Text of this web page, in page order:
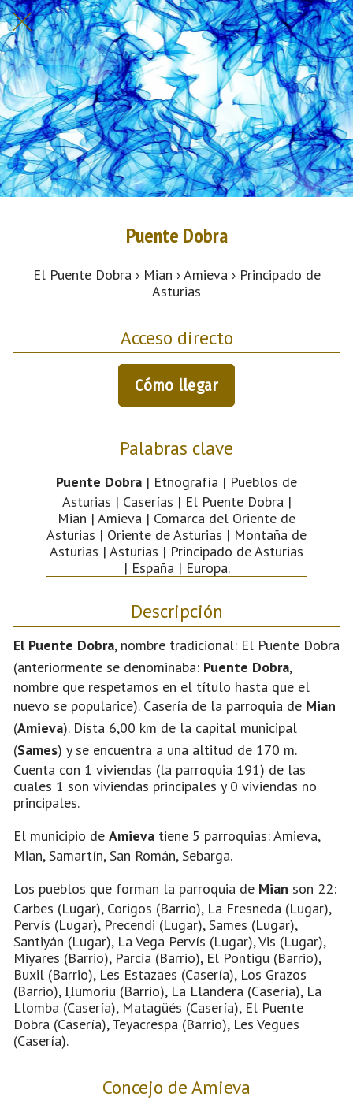
Puente Dobra
El Puente Dobra › Mian › Amieva › Principado de
Asturias
Acceso directo
Cómo llegar
Palabras clave
Puente Dobra | Etnografía | Pueblos de
Asturias | Caserías | El Puente Dobra |
Mian | Amieva | Comarca del Oriente de
Asturias | Oriente de Asturias | Montaña de
Asturias | Asturias | Principado de Asturias
| España | Europa.
Descripción
El Puente Dobra, nombre tradicional: El Puente Dobra
(anteriormente se denominaba: Puente Dobra,
nombre que respetamos en el título hasta que el
nuevo se popularice). Casería de la parroquia de Mian
(Amieva). Dista 6,00 km de la capital municipal
(Sames) y se encuentra a una altitud de 170 m.
Cuenta con 1 viviendas (la parroquia 191) de las
cuales 1 son viviendas principales y 0 viviendas no
principales.
El municipio de Amieva tiene 5 parroquias: Amieva,
Mian, Samartín, San Román, Sebarga.
Los pueblos que forman la parroquia de Mian son 22:
Carbes (Lugar), Corigos (Barrio), La Fresneda (Lugar),
Pervís (Lugar), Precendi (Lugar), Sames (Lugar),
Santiyán (Lugar), La Vega Pervís (Lugar), Vis (Lugar),
Miyares (Barrio), Parcia (Barrio), El Pontigu (Barrio),
Buxil (Barrio), Les Estazaes (Casería), Los Grazos
(Barrio), Ḥumoriu (Barrio), La Llandera (Casería), La
Llomba (Casería), Matagüés (Casería), El Puente
Dobra (Casería), Teyacrespa (Barrio), Les Vegues
(Casería).
Concejo de Amieva